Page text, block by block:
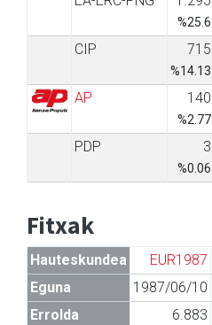
%25.6
CIP 715
%14.13
AP 140
%2.77
PDP 3
%0.06
Fitxak
Hauteskundea EUR1987
Eguna
1987/06/10
Errolda
6.883